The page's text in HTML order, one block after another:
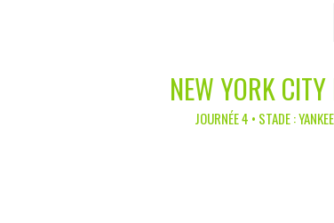
NEW YORK
JOURNÉE 4 • STADE :